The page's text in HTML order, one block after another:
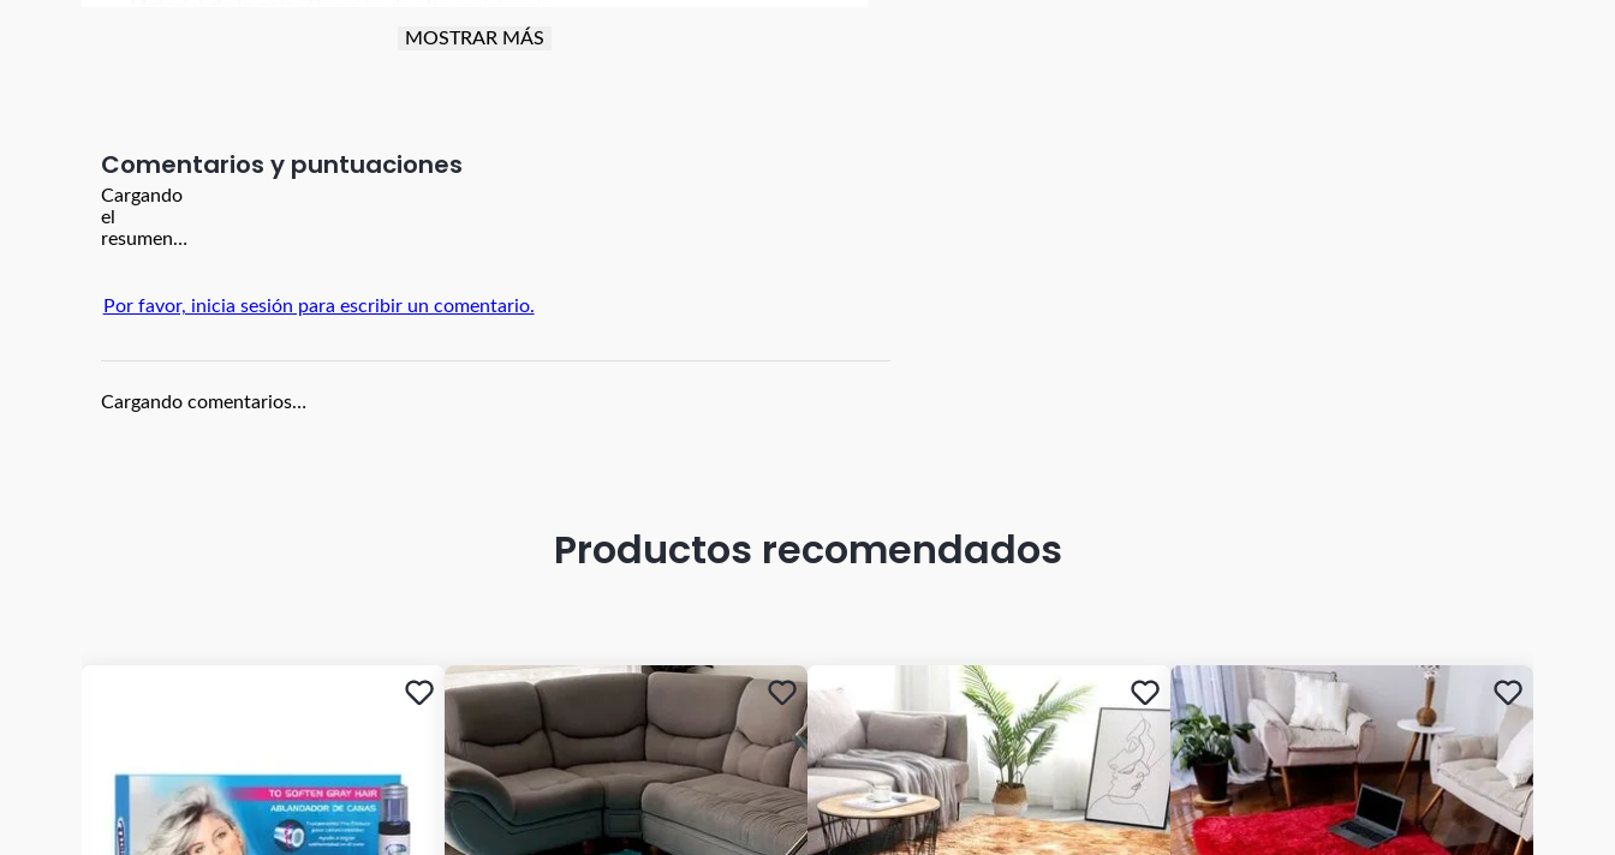
Cuero genuino azul
Azul con detalles en oro rosa
Medidas:
Dimensiones:
Peso:80 g
Este reloj cuenta con seis mese de garantía a partir de la fecha de compra, que cubre
prueba para hacer válida la garantía.
MOSTRAR MÁS
Comentarios
Cargando
el
resumen…
Por favor, inicia sesión para escribir un comentario.
Cargando comentarios…
Productos recomendados